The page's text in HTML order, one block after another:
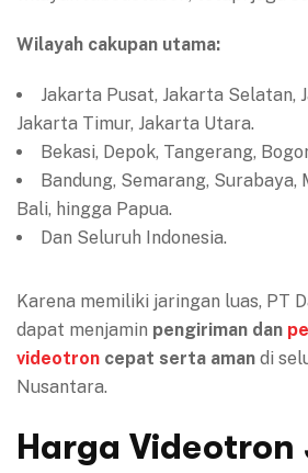
Wilayah cakupan utama:
Jakarta Pusat, Jakarta Selatan,
Jakarta Timur, Jakarta Utara.
Bekasi, Depok, Tangerang,
Bandung, Semarang, Surabaya,
Bali, hingga Papua.
Dan Seluruh Indonesia.
Karena memiliki jaringan luas, PT
dapat menjamin pengiriman dan
videotron cepat serta aman di
Nusantara.
Harga